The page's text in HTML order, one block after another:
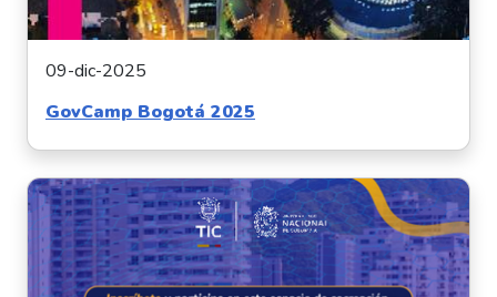
09-dic-2025
GovCamp Bogotá 2025